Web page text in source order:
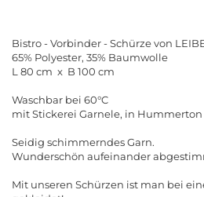
Bistro - Vorbinder - Schürze von
65% Polyester, 35% Baumwolle
L 80 cm x B 100 cm
Waschbar bei 60°C
mit Stickerei Garnele, in Hummerton
Seidig schimmerndes Garn.
Wunderschön aufeinander
Mit unseren Schürzen ist man bei